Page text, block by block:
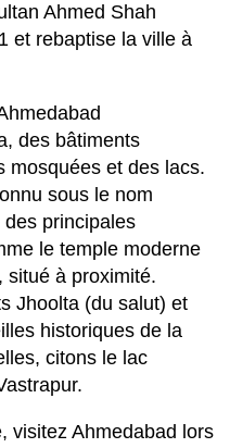
Ahmed Shah
et rebaptise la ville à
des bâtiments
mosquées et des lacs.
sous le nom
principales
le temple moderne
situé à proximité.
Jhoolta (du salut) et
historiques de la
citons le lac
visitez Ahmedabad lors